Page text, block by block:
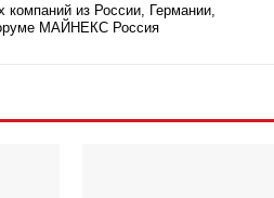
из России, Германии,
МАЙНЕКС Россия